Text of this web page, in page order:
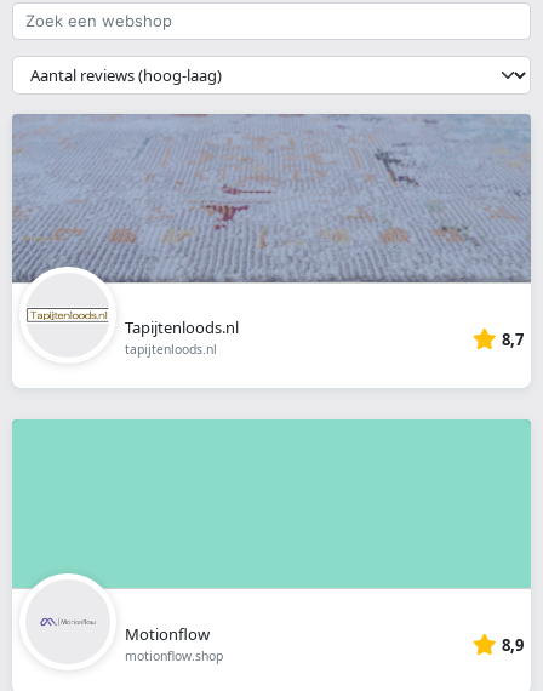
Zoek
een
webshop
{{
__('Sort')
}}
Tapijtenloods.nl
tapijtenloods.nl 8,7
Motionflow
motionflow.shop 8,9